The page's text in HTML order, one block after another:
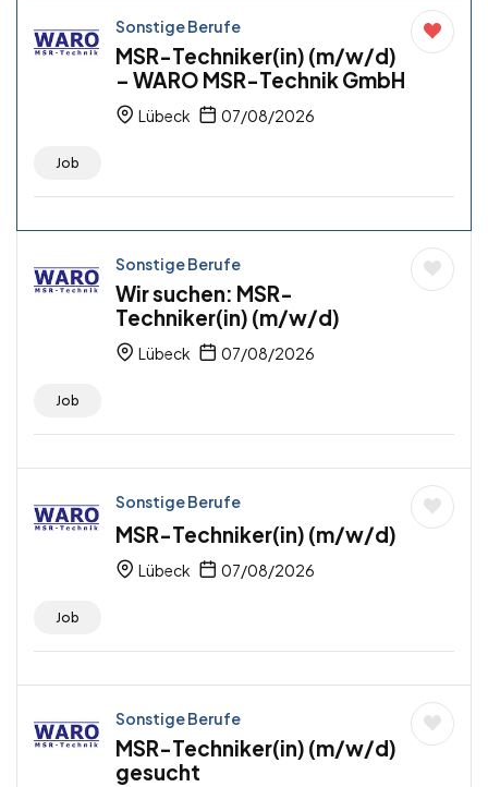
Sonstige Berufe
MSR-Techniker(in) (m/w/d)
– WARO MSR-Technik GmbH
Lübeck 07/08/2026
Job
Sonstige Berufe
Wir suchen: MSR-
Techniker(in) (m/w/d)
Lübeck 07/08/2026
Job
Sonstige Berufe
MSR-Techniker(in) (m/w/d)
Lübeck 07/08/2026
Job
Sonstige Berufe
MSR-Techniker(in) (m/w/d)
gesucht